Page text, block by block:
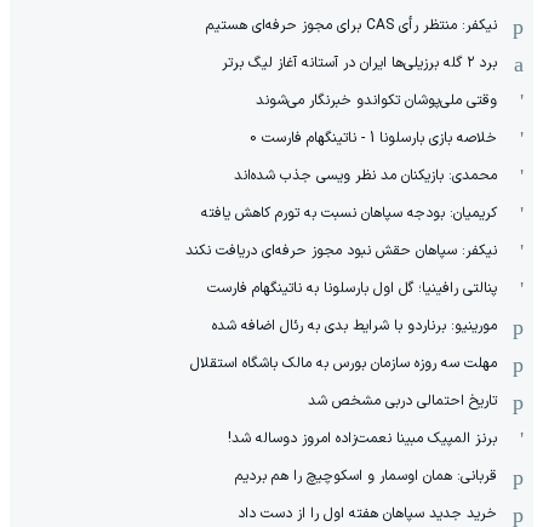
نیکفر: منتظر رأی CAS برای مجوز حرفه‌ای هستیم
برد ۲ گله برزیلی‌ها ایران در آستانه آغاز لیگ برتر
وقتی ملی‌پوشان تکواندو خبرنگار می‌شوند
خلاصه بازی بارسلونا 1 - ناتینگهام فارست 0
محمدی: بازیکنان مد نظر ویسی جذب شده‌اند
کریمیان: بودجه سپاهان نسبت به تورم کاهش یافته
نیکفر: سپاهان حقش نبود مجوز حرفه‌ای دریافت نکند
پنالتی رافینیا؛ گل اول بارسلونا به ناتینگهام فارست
مورینیو: برناردو با شرایط بدی به رئال اضافه شده
مهلت سه روزه سازمان بورس به مالک باشگاه استقلال
تاریخ احتمالی دربی مشخص شد
برنز المپیک مبینا نعمت‌زاده امروز دوساله شد!
قربانی: همان اوسمار و اسکوچیچ را هم بردیم
خرید جدید سپاهان هفته اول را از دست داد